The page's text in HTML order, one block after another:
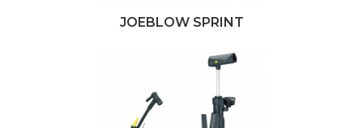
JOEBLOW SPRINT